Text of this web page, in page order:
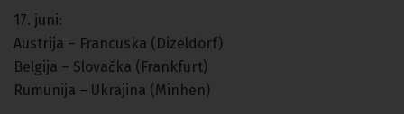
17. juni:
Austrija – Francuska (Dizeldorf)
Belgija – Slovačka (Frankfurt)
Rumunija – Ukrajina (Minhen)